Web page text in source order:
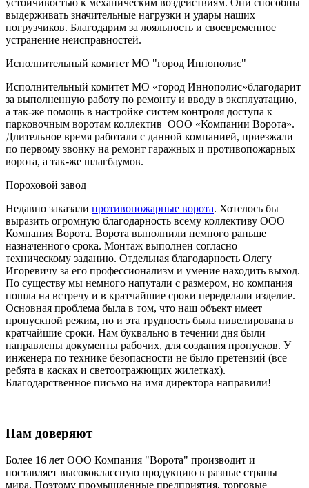
устойчивостью к механическим воздействиям. Они способны
выдерживать значительные нагрузки и удары наших
погрузчиков. Благодарим за лояльность и своевременное
устранение неисправностей.
Исполнительный комитет МО "город Иннополис"
Исполнительный комитет МО «город Иннополис»благодарит
за выполненную работу по ремонту и вводу в эксплуатацию,
а так-же помощь в настройке систем контроля доступа к
парковочным воротам коллектив ООО «Компании Ворота».
Длительное время работали с данной компанией, приезжали
по первому звонку на ремонт гаражных и противопожарных
ворота, а так-же шлагбаумов.
Пороховой завод
Недавно заказали противопожарные ворота. Хотелось бы
выразить огромную благодарность всему коллективу ООО
Компания Ворота. Ворота выполнили немного раньше
назначенного срока. Монтаж выполнен согласно
техническому заданию. Отдельная благодарность Олегу
Игоревичу за его профессионализм и умение находить выход.
По существу мы немного напутали с размером, но компания
пошла на встречу и в кратчайшие сроки переделали изделие.
Основная проблема была в том, что наш объект имеет
пропускной режим, но и эта трудность была нивелирована в
кратчайшие сроки. Нам буквально в течении дня были
направлены документы рабочих, для создания пропусков. У
инженера по технике безопасности не было претензий (все
ребята в касках и светоотражющих жилетках).
Благодарственное письмо на имя директора направили!
Нам доверяют
Более 16 лет ООО Компания "Ворота" производит и
поставляет высококлассную продукцию в разные страны
мира. Поэтому промышленные предприятия, торговые